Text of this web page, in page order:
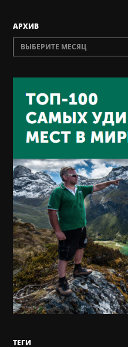
AРХИВ
ВЫБЕРИТЕ МЕСЯЦ
ТЕГИ